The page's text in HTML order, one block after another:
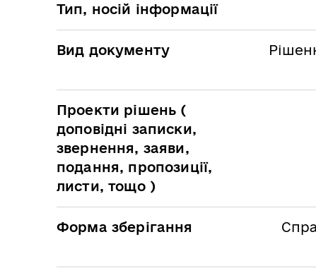
Тип, носій інформації
Вид документу
Проекти рішень (
доповідні записки,
звернення, заяви,
подання, пропозиції,
листи, тощо )
Форма зберігання